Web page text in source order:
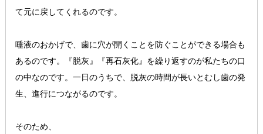
て元に戻してくれるのです。
唾液のおかげで、歯に穴が開くことを防ぐことができる場合も
あるのです。『脱灰』『再石灰化』を繰り返すのが私たちの口
の中なのです。一日のうちで、脱灰の時間が長いとむし歯の発
生、進行につながるのです。
そのため、